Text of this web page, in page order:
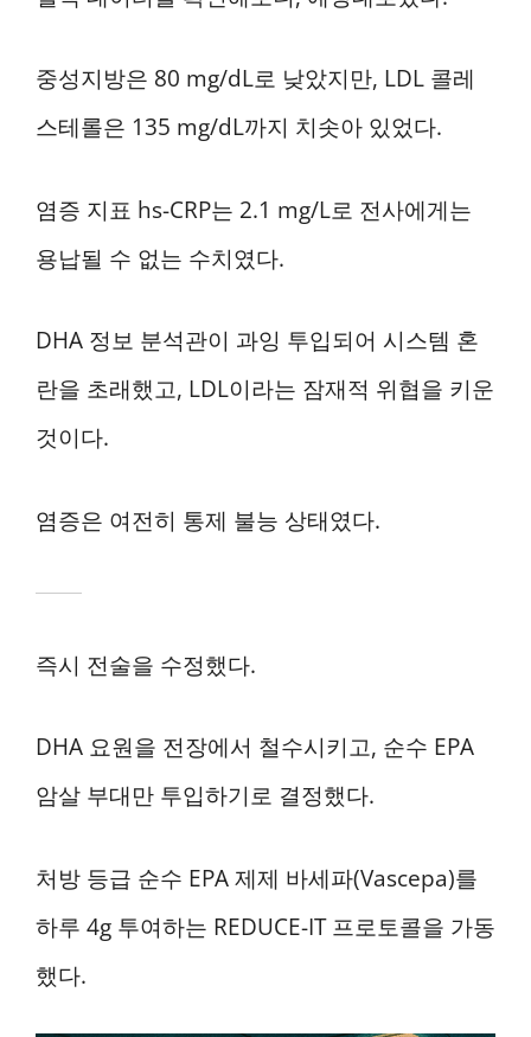
중성지방은 80 mg/dL로 낮았지만, LDL 콜레
스테롤은 135 mg/dL까지 치솟아 있었다.
염증 지표 hs-CRP는 2.1 mg/L로 전사에게는
용납될 수 없는 수치였다.
DHA 정보 분석관이 과잉 투입되어 시스템 혼
란을 초래했고, LDL이라는 잠재적 위협을 키운
것이다.
염증은 여전히 통제 불능 상태였다.
즉시 전술을 수정했다.
DHA 요원을 전장에서 철수시키고, 순수 EPA
암살 부대만 투입하기로 결정했다.
처방 등급 순수 EPA 제제 바세파(Vascepa)를
하루 4g 투여하는 REDUCE-IT 프로토콜을 가동
했다.